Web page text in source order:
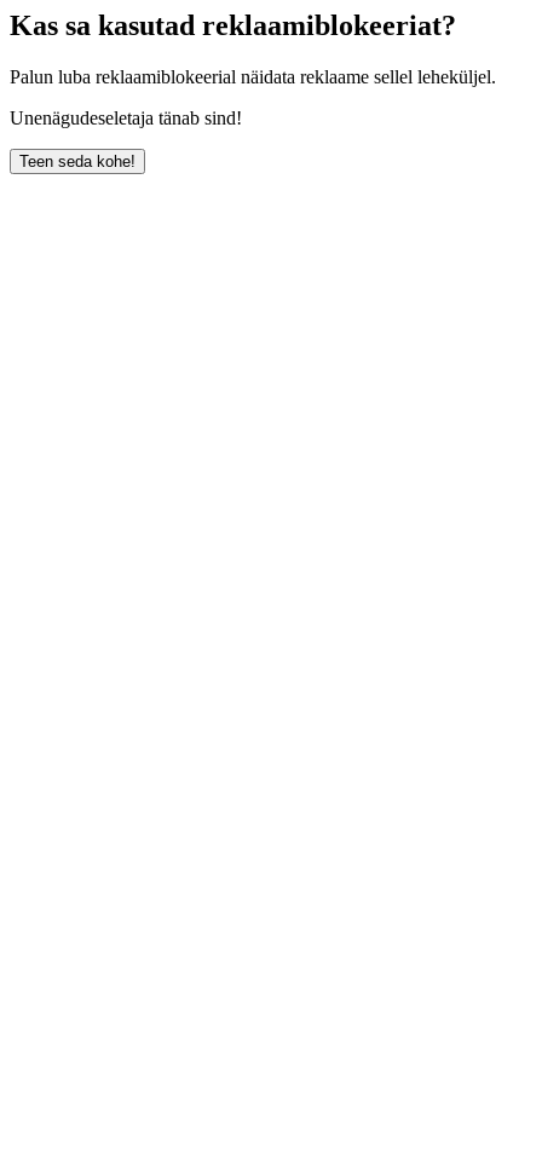
Kas sa kasutad reklaamiblokeeriat?
Palun luba reklaamiblokeerial näidata reklaame sellel leheküljel.
Unenägudeseletaja tänab sind!
Teen seda kohe!